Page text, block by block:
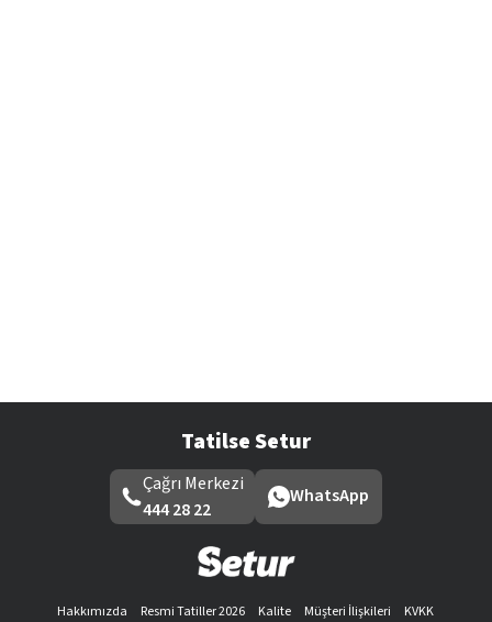
Tatilse Setur
Çağrı Merkezi
444 28 22
WhatsApp
Hakkımızda Resmi Tatiller 2026 Kalite Müşteri İlişkileri
KVKK